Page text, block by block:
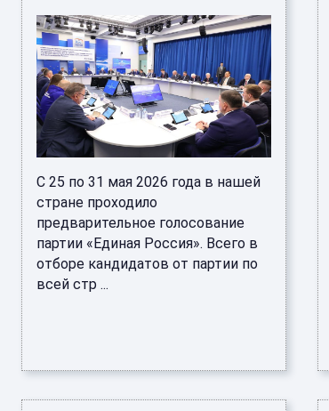
С 25 по 31 мая 2026 года в нашей
стране проходило
предварительное голосование
партии «Единая Россия». Всего в
отборе кандидатов от партии по
всей стр ...